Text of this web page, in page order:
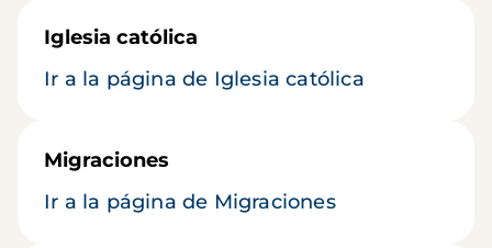
Iglesia católica
Ir a la página de Iglesia católica
Migraciones
Ir a la página de Migraciones